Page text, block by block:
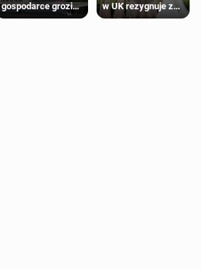
gospodarce grozi
recesja, jeśli
w UK rezygnuje z
roli druhny na